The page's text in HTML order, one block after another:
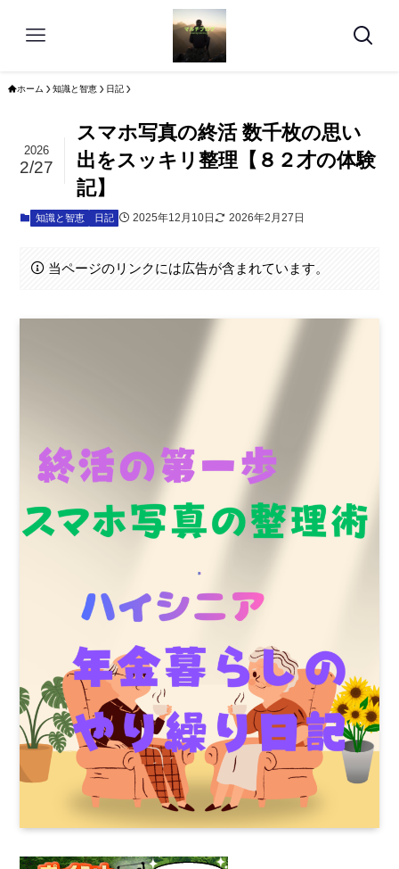
ホーム 知識と智恵 日記
スマホ写真の終活 数千枚の思い
出をスッキリ整理【８２才の体験
記】
2026
2/27
知識と智恵 日記 2025年12月10日 2026年2月27日
当ページのリンクには広告が含まれています。